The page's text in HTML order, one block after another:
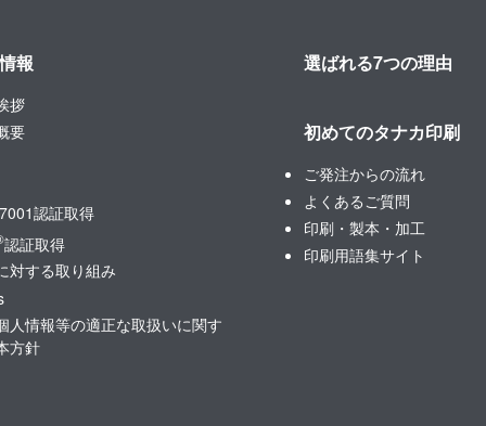
報
拶
要
認証取得
認証取得
対する取り組み
人情報等の適正な取扱いに関す
方針
選ばれる7つの理由
初めてのタナカ印刷
ご発注からの流れ
よくあるご質問
印刷・製本・加工
印刷用語集サイト